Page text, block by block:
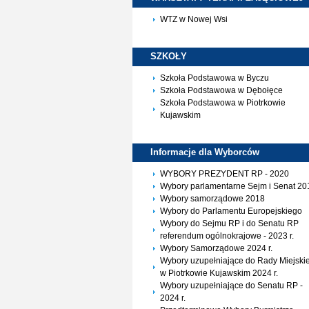
WTZ w Nowej Wsi
SZKOŁY
Szkoła Podstawowa w Byczu
Szkoła Podstawowa w Dębołęce
Szkoła Podstawowa w Piotrkowie
Kujawskim
Informacje dla Wyborców
WYBORY PREZYDENT RP - 2020
Wybory parlamentarne Sejm i Senat
Wybory samorządowe 2018
Wybory do Parlamentu Europejskiego
Wybory do Sejmu RP i do Senatu RP
referendum ogólnokrajowe - 2023 r.
Wybory Samorządowe 2024 r.
Wybory uzupełniające do Rady
w Piotrkowie Kujawskim 2024 r.
Wybory uzupełniające do Senatu RP -
2024 r.